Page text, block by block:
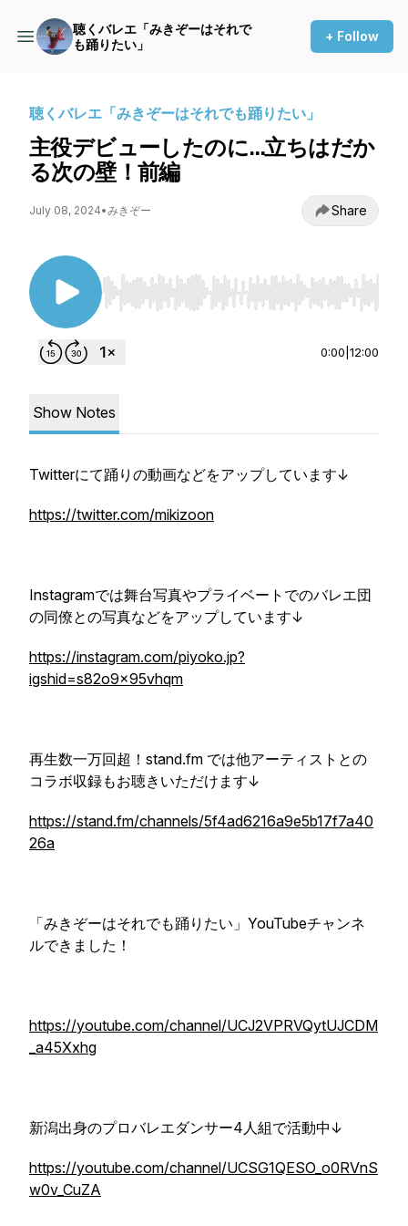
聴くバレエ「みきぞーはそれで
も踊りたい」
+ Follow
聴くバレエ「みきぞーはそれでも踊りたい」
主役デビューしたのに…立ちはだか
る次の壁！前編
July 08, 2024•みきぞー Share
Use Left/Right to seek, Home/End to jump to
0:00 12:00
Show Notes
Twitterにて踊りの動画などをアップしています↓
https://twitter.com/mikizoon
Instagramでは舞台写真やプライベートでのバレエ団
の同僚との写真などをアップしています↓
https://instagram.com/piyoko.jp?
igshid=s82o9x95vhqm
再生数一万回超！stand.fm では他アーティストとの
コラボ収録もお聴きいただけます↓
https://stand.fm/channels/5f4ad6216a9e5b17f7a40
26a
「みきぞーはそれでも踊りたい」YouTubeチャンネ
ルできました！
https://youtube.com/channel/UCJ2VPRVQytUJCDM
_a45Xxhg
新潟出身のプロバレエダンサー4人組で活動中↓
https://youtube.com/channel/UCSG1QESO_o0RVnS
w0v_CuZA